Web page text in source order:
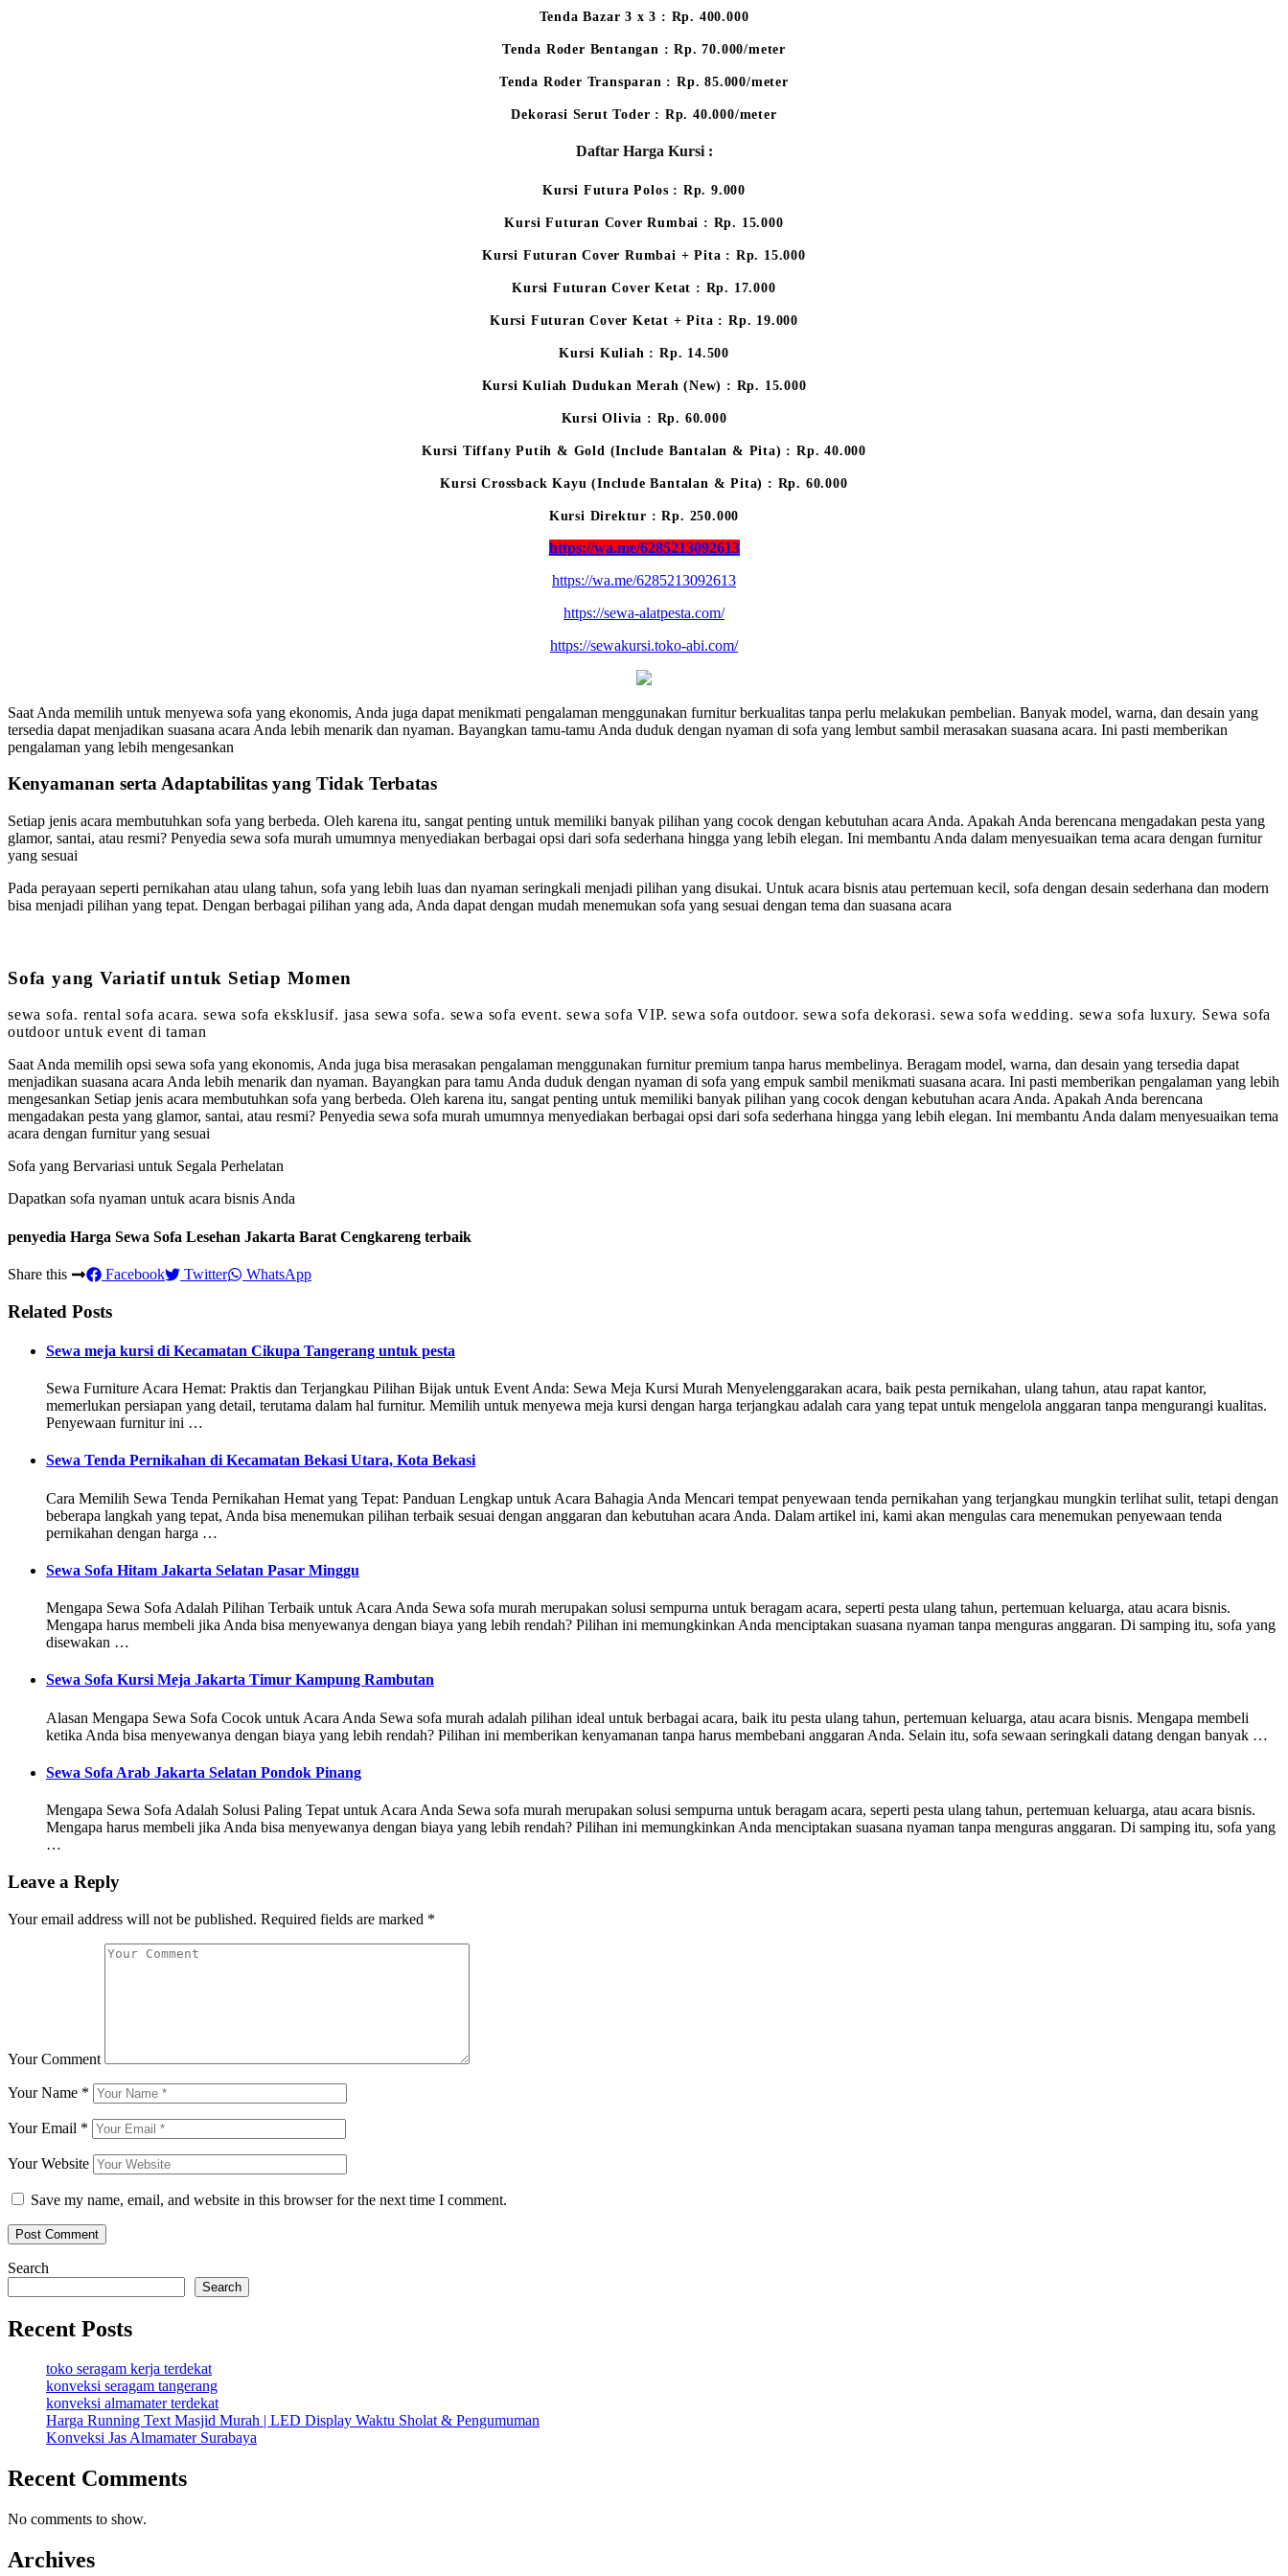
Tenda Bazar 3 x 3 : Rp. 400.000
Tenda Roder Bentangan : Rp. 70.000/meter
Tenda Roder Transparan : Rp. 85.000/meter
Dekorasi Serut Toder : Rp. 40.000/meter
Daftar Harga Kursi :
Kursi Futura Polos : Rp. 9.000
Kursi Futuran Cover Rumbai : Rp. 15.000
Kursi Futuran Cover Rumbai + Pita : Rp. 15.000
Kursi Futuran Cover Ketat : Rp. 17.000
Kursi Futuran Cover Ketat + Pita : Rp. 19.000
Kursi Kuliah : Rp. 14.500
Kursi Kuliah Dudukan Merah (New) : Rp. 15.000
Kursi Olivia : Rp. 60.000
Kursi Tiffany Putih & Gold (Include Bantalan & Pita) : Rp. 40.000
Kursi Crossback Kayu (Include Bantalan & Pita) : Rp. 60.000
Kursi Direktur : Rp. 250.000
https://wa.me/6285213092613
https://wa.me/6285213092613
https://sewa-alatpesta.com/
https://sewakursi.toko-abi.com/
Saat Anda memilih untuk menyewa sofa yang ekonomis, Anda juga dapat menikmati pengalaman menggunakan furnitur berkualitas tanpa perlu melakukan pembelian. Banyak model, warna, dan desain yang
tersedia dapat menjadikan suasana acara Anda lebih menarik dan nyaman. Bayangkan tamu-tamu Anda duduk dengan nyaman di sofa yang lembut sambil merasakan suasana acara. Ini pasti memberikan
pengalaman yang lebih mengesankan
Kenyamanan serta Adaptabilitas yang Tidak Terbatas
Setiap jenis acara membutuhkan sofa yang berbeda. Oleh karena itu, sangat penting untuk memiliki banyak pilihan yang cocok dengan kebutuhan acara Anda. Apakah Anda berencana mengadakan pesta yang
glamor, santai, atau resmi? Penyedia sewa sofa murah umumnya menyediakan berbagai opsi dari sofa sederhana hingga yang lebih elegan. Ini membantu Anda dalam menyesuaikan tema acara dengan furnitur
yang sesuai
Pada perayaan seperti pernikahan atau ulang tahun, sofa yang lebih luas dan nyaman seringkali menjadi pilihan yang disukai. Untuk acara bisnis atau pertemuan kecil, sofa dengan desain sederhana dan modern
bisa menjadi pilihan yang tepat. Dengan berbagai pilihan yang ada, Anda dapat dengan mudah menemukan sofa yang sesuai dengan tema dan suasana acara
Sofa yang Variatif untuk Setiap Momen
sewa sofa. rental sofa acara. sewa sofa eksklusif. jasa sewa sofa. sewa sofa event. sewa sofa VIP. sewa sofa outdoor. sewa sofa dekorasi. sewa sofa wedding. sewa sofa luxury. Sewa sofa
outdoor untuk event di taman
Saat Anda memilih opsi sewa sofa yang ekonomis, Anda juga bisa merasakan pengalaman menggunakan furnitur premium tanpa harus membelinya. Beragam model, warna, dan desain yang tersedia dapat
menjadikan suasana acara Anda lebih menarik dan nyaman. Bayangkan para tamu Anda duduk dengan nyaman di sofa yang empuk sambil menikmati suasana acara. Ini pasti memberikan pengalaman yang lebih
mengesankan Setiap jenis acara membutuhkan sofa yang berbeda. Oleh karena itu, sangat penting untuk memiliki banyak pilihan yang cocok dengan kebutuhan acara Anda. Apakah Anda berencana
mengadakan pesta yang glamor, santai, atau resmi? Penyedia sewa sofa murah umumnya menyediakan berbagai opsi dari sofa sederhana hingga yang lebih elegan. Ini membantu Anda dalam menyesuaikan tema
acara dengan furnitur yang sesuai
Sofa yang Bervariasi untuk Segala Perhelatan
Dapatkan sofa nyaman untuk acara bisnis Anda
penyedia Harga Sewa Sofa Lesehan Jakarta Barat Cengkareng terbaik
Share this Facebook Twitter WhatsApp
Related Posts
Sewa meja kursi di Kecamatan Cikupa Tangerang untuk pesta
Sewa Furniture Acara Hemat: Praktis dan Terjangkau Pilihan Bijak untuk Event Anda: Sewa Meja Kursi Murah Menyelenggarakan acara, baik pesta pernikahan, ulang tahun, atau rapat kantor,
memerlukan persiapan yang detail, terutama dalam hal furnitur. Memilih untuk menyewa meja kursi dengan harga terjangkau adalah cara yang tepat untuk mengelola anggaran tanpa mengurangi kualitas.
Penyewaan furnitur ini …
Sewa Tenda Pernikahan di Kecamatan Bekasi Utara, Kota Bekasi
Cara Memilih Sewa Tenda Pernikahan Hemat yang Tepat: Panduan Lengkap untuk Acara Bahagia Anda Mencari tempat penyewaan tenda pernikahan yang terjangkau mungkin terlihat sulit, tetapi dengan
beberapa langkah yang tepat, Anda bisa menemukan pilihan terbaik sesuai dengan anggaran dan kebutuhan acara Anda. Dalam artikel ini, kami akan mengulas cara menemukan penyewaan tenda
pernikahan dengan harga …
Sewa Sofa Hitam Jakarta Selatan Pasar Minggu
Mengapa Sewa Sofa Adalah Pilihan Terbaik untuk Acara Anda Sewa sofa murah merupakan solusi sempurna untuk beragam acara, seperti pesta ulang tahun, pertemuan keluarga, atau acara bisnis.
Mengapa harus membeli jika Anda bisa menyewanya dengan biaya yang lebih rendah? Pilihan ini memungkinkan Anda menciptakan suasana nyaman tanpa menguras anggaran. Di samping itu, sofa yang
disewakan …
Sewa Sofa Kursi Meja Jakarta Timur Kampung Rambutan
Alasan Mengapa Sewa Sofa Cocok untuk Acara Anda Sewa sofa murah adalah pilihan ideal untuk berbagai acara, baik itu pesta ulang tahun, pertemuan keluarga, atau acara bisnis. Mengapa membeli
ketika Anda bisa menyewanya dengan biaya yang lebih rendah? Pilihan ini memberikan kenyamanan tanpa harus membebani anggaran Anda. Selain itu, sofa sewaan seringkali datang dengan banyak …
Sewa Sofa Arab Jakarta Selatan Pondok Pinang
Mengapa Sewa Sofa Adalah Solusi Paling Tepat untuk Acara Anda Sewa sofa murah merupakan solusi sempurna untuk beragam acara, seperti pesta ulang tahun, pertemuan keluarga, atau acara bisnis.
Mengapa harus membeli jika Anda bisa menyewanya dengan biaya yang lebih rendah? Pilihan ini memungkinkan Anda menciptakan suasana nyaman tanpa menguras anggaran. Di samping itu, sofa yang
…
Leave a Reply
Your email address will not be published. Required fields are marked *
Your Comment
Your Name *
Your Email *
Your Website
Save my name, email, and website in this browser for the next time I comment.
Search
Search
Recent Posts
toko seragam kerja terdekat
konveksi seragam tangerang
konveksi almamater terdekat
Harga Running Text Masjid Murah | LED Display Waktu Sholat & Pengumuman
Konveksi Jas Almamater Surabaya
Recent Comments
No comments to show.
Archives